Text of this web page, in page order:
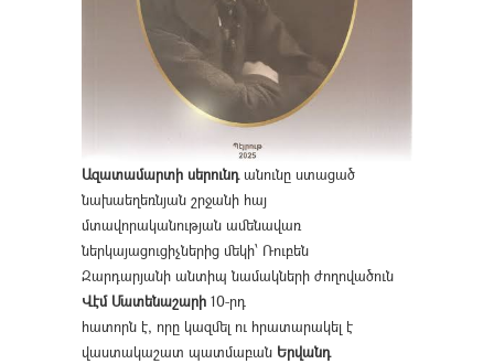
Ազատամարտի սերունդանունը ստացած
նախաեղեռնյան շրջանի հայ
մտավորականության ամենավառ
ներկայացուցիչներից մեկի՝ Ռուբեն
Զարդարյանի անտիպ նամակների ժողովածուն
Վէմ Մատենաշարի 10-րդ
հատորն է, որը կազմել ու հրատարակել է
վաստակաշատ պատմաբան Երվանդ